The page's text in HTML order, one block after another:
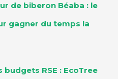
de biberon Béaba : le
gagner du temps la
budgets RSE : EcoTree